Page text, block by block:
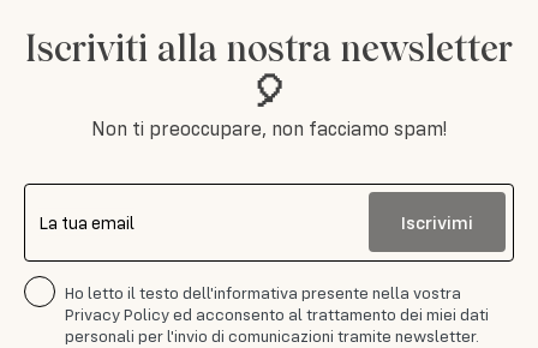
Iscriviti alla nostra newsletter
🎈
Non ti preoccupare, non facciamo spam!
La tua email Iscrivimi
Ho letto il testo dell'informativa presente nella vostra
Privacy Policy ed acconsento al trattamento dei miei dati
personali per l'invio di comunicazioni tramite newsletter.